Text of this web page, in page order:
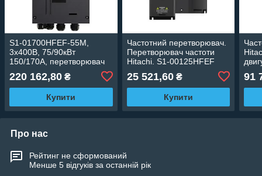
S1-01700HFEF-55M,
3х400В, 75/90кВт
150/170А, перетворювач
220 162,80 ₴
Купити
Частотний перетворювач.
Перетворювач частоти
Hitachi. S1-00125HFEF
3х400В, 4/5,5кВт 9,5/12,5А
25 521,60₴
Купити
91
Про нас
Рейтинг не сформований
Менше 5 відгуків за останній рік